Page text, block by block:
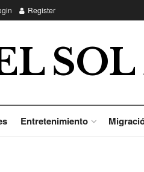
Register
Entretenimiento